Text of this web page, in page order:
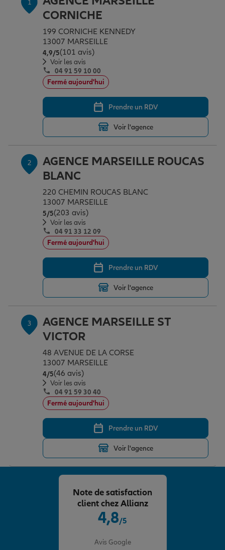
Assurance emprunteur
Prévoyance et dépendance
Assurance animal de compagnie
Protection de la famille
Protection juridique
Épargne & retraite
Plan épargne retraite
Assurance vie
Placements financiers
Vos projets
Partir en vacances
Déménager
Préparer l’avenir
Conseil assurance
Outre-mer
Le Pack Famille
Garantie des accidents de la vie
Assurance scolaire
Protection juridique
Retraite
Tous nos devis d'assurance
1
CORNICHE
199 CORNICHE KENNEDY
13007 MARSEILLE
4,9/5Note de 4.9 sur 5
(101 avis)
Voir les avis
04 91 59 10 00
Fermé aujourd'hui
Prendre un RDV
Voir l'agence
2
AGENCE MARSEILLE ROUCAS
BLANC
220 CHEMIN ROUCAS BLANC
13007 MARSEILLE
5/5Note de 5 sur 5
(203 avis)
Voir les avis
04 91 33 12 09
Fermé aujourd'hui
Prendre un RDV
Voir l'agence
3
AGENCE MARSEILLE ST
VICTOR
48 AVENUE DE LA CORSE
13007 MARSEILLE
4/5Note de 4 sur 5
(46 avis)
Voir les avis
04 91 59 30 40
Fermé aujourd'hui
Prendre un RDV
Voir l'agence
4,8/5
Avis Google
Note de satisfaction
client chez Allianz